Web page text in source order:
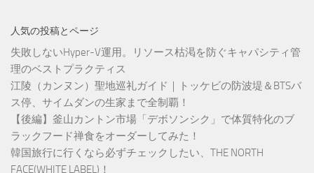
人気の投稿とページ
失敗しないHyper-V運用。リソース枯渇を防ぐキャパシティ管
理のベストプラクティス
江陵（カンヌン）聖地巡礼ガイド｜トッケビの防波堤＆BTSバ
ス停、サイムダンの生家まで全制覇！
【後編】釜山カントン市場「デボソンシク」で体質特化のブ
ラックフード禅食をオーダーしてみた！
韓国旅行に行くなら必ずチェックしたい、THE NORTH
FACE(WHITE LABEL)！